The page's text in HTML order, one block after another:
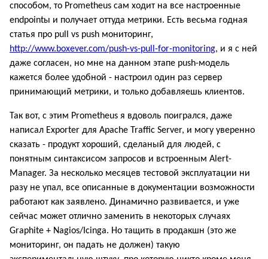
способом, то Prometheus сам ходит на все настроенные
endpointы и получает оттуда метрики. Есть весьма годная
статья про pull vs push мониторинг,
http://www.boxever.com/push-vs-pull-for-monitoring, и я с ней
даже согласен, но мне на данном этапе push-модель
кажется более удобной - настроил один раз сервер
принимающий метрики, и только добавляешь клиентов.
Так вот, с этим Prometheus я вдоволь поигрался, даже
написал Exporter для Apache Traffic Server, и могу уверенно
сказать - продукт хороший, сделаный для людей, с
понятным синтаксисом запросов и встроенным Alert-
Manager. За несколько месяцев тестовой эксплуатации ни
разу не упал, все описанные в документации возможности
работают как заявлено. Динамично развивается, и уже
сейчас может отлично заменить в некоторых случаях
Graphite + Nagios/Icinga. Но тащить в продакшн (это же
мониторинг, он падать не должен) такую